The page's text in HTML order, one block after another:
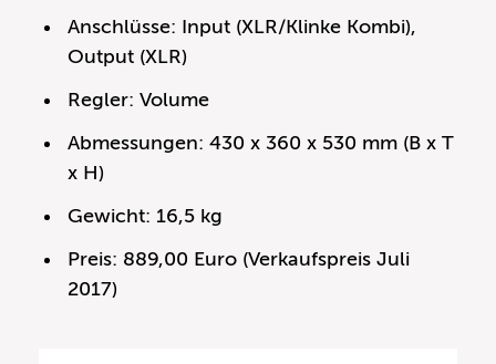
Anschlüsse: Input (XLR/Klinke Kombi),
Output (XLR)
Regler: Volume
Abmessungen: 430 x 360 x 530 mm (B x T
x H)
Gewicht: 16,5 kg
Preis: 889,00 Euro (Verkaufspreis Juli
2017)